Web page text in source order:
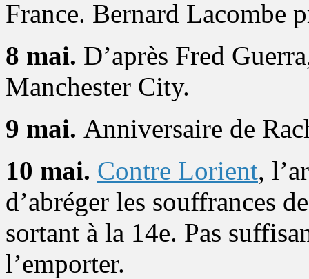
France. Bernard Lacombe
8 mai. D’après Fred
Manchester City.
9 mai. Anniversaire de
10 mai. Contre Lorient,
d’abréger les souffrances
sortant à la 14e. Pas
l’emporter.